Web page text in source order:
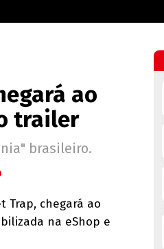
ao
trailer
brasileiro.
Trap, chegará ao
na eShop e